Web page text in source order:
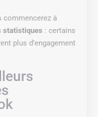
commencerez à
statistiques : certains
plus d’engagement